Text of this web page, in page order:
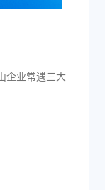
企业常遇三大